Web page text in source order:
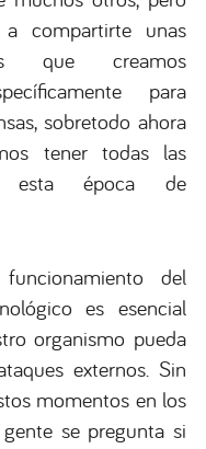
compartirte unas
que creamos
para
sobretodo ahora
tener todas las
esta época de
del
es esencial
organismo pueda
externos. Sin
momentos en los
se pregunta si